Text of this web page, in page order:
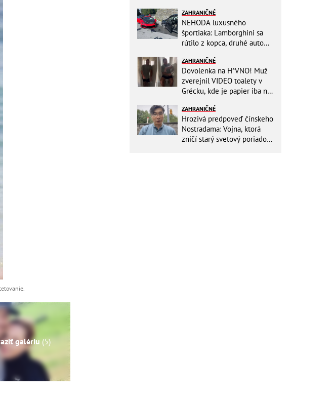
galériu(5)
ZAHRANIČNÉ
NEHODA luxusného
športiaka: Lamborghini sa
rútilo z kopca, druhé auto
horšie
ZAHRANIČNÉ
Dovolenka na H*VNO! Muž
zverejnil VIDEO toalety v
Grécku, kde je papier iba na
do kuchyne
ZAHRANIČNÉ
Hrozivá predpoveď čínskeho
Nostradama: Vojna, ktorá
zničí starý svetový poriadok!